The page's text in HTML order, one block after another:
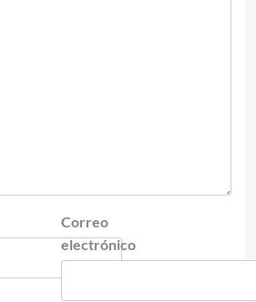
Correo
electrónico